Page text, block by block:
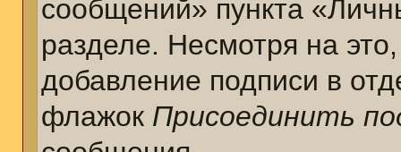
сообщений» пункта
разделе. Несмотря на
добавление подписи в
флажок Присоединить